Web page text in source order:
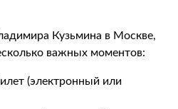
Кузьмина в Москве,
важных моментов:
(электронный или